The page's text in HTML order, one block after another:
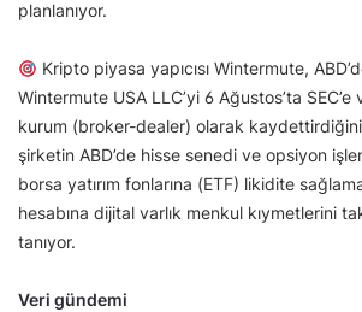
planlanıyor.
Kripto piyasa yapıcısı Wintermute,
Wintermute USA LLC’yi 6 Ağustos’ta SEC’e
kurum (broker-dealer) olarak
şirketin ABD’de hisse senedi ve opsiyon
borsa yatırım fonlarına (ETF) likidite
hesabına dijital varlık menkul kıymetlerini
tanıyor.
Veri gündemi